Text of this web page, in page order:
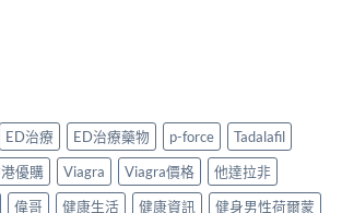
ED治療 ED治療藥物 p-force
Tadalafil
優購 Viagra Viagra價格
他達拉非
偉哥 健康生活 健康資訊 健身男性荷爾蒙